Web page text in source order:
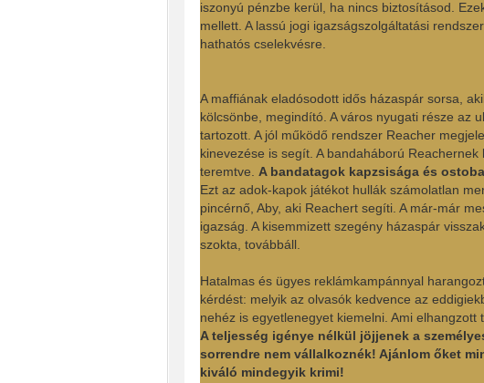
iszonyú pénzbe kerül, ha nincs biztosításod.
mellett. A lassú jogi igazságszolgáltatási
hathatós cselekvésre.
A maffiának eladósodott idős házaspár sorsa,
kölcsönbe, megindító. A város nyugati része az
tartozott. A jól működő rendszer Reacher
kinevezése is segít. A bandaháború
teremtve. A bandatagok kapzsisága és
Ezt az adok-kapok játékot hullák számolatlan
pincérnő, Aby, aki Reachert segíti. A már-már
igazság. A kisemmizett szegény házaspár
szokta, továbbáll.
Hatalmas és ügyes reklámkampánnyal
kérdést: melyik az olvasók kedvence az
nehéz is egyetlenegyet kiemelni. Ami
A teljesség igénye nélkül jöjjenek a
sorrendre nem vállalkoznék! Ajánlom őket
kiváló mindegyik krimi!